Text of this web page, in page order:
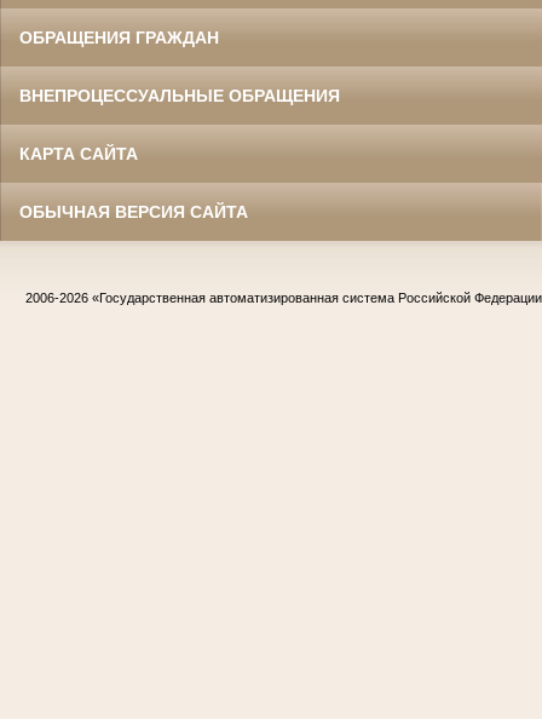
ОБРАЩЕНИЯ ГРАЖДАН
ВНЕПРОЦЕССУАЛЬНЫЕ ОБРАЩЕНИЯ
КАРТА САЙТА
ОБЫЧНАЯ ВЕРСИЯ САЙТА
2006-2026 «Государственная автоматизированная система Российской